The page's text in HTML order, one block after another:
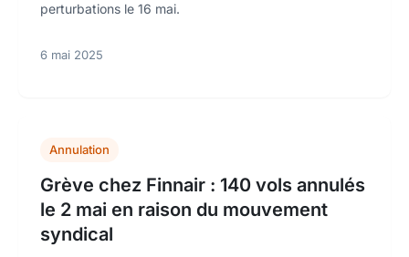
perturbations le 16 mai.
6 mai 2025
Annulation
Grève chez Finnair : 140 vols annulés
le 2 mai en raison du mouvement
syndical